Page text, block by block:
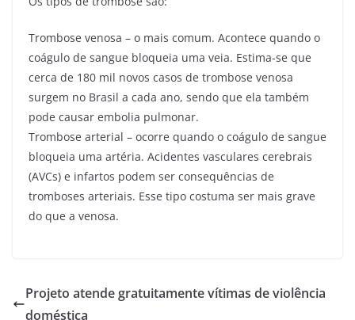
Trombose venosa – o mais comum. Acontece quando o
coágulo de sangue bloqueia uma veia. Estima-se que
cerca de 180 mil novos casos de trombose venosa
surgem no Brasil a cada ano, sendo que ela também
pode causar embolia pulmonar.
Trombose arterial – ocorre quando o coágulo de sangue
bloqueia uma artéria. Acidentes vasculares cerebrais
(AVCs) e infartos podem ser consequências de
tromboses arteriais. Esse tipo costuma ser mais grave
do que a venosa.
Projeto atende gratuitamente vítimas de violência
doméstica